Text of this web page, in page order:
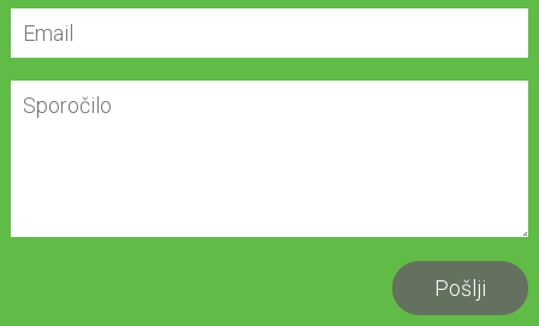
Pošlji